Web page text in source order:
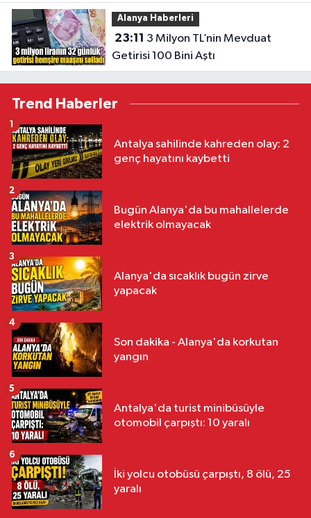
Alanya Haberleri
23:11
Getirisi 100 Bini Aştı
Trend Haberler
Antalya sahilinde kahreden olay: 2
genç hayatını kaybetti
1
Bugün Alanya'da bu mahallelerde
elektrik olmayacak
2
Alanya'da sıcaklık bugün zirve
yapacak
3
Son dakika - Alanya'da korkutan
yangın
4
Antalya'da turist minibüsüyle
otomobil çarpıştı: 10 yaralı
5
İki yolcu otobüsü çarpıştı, 8 ölü, 25
yaralı
6